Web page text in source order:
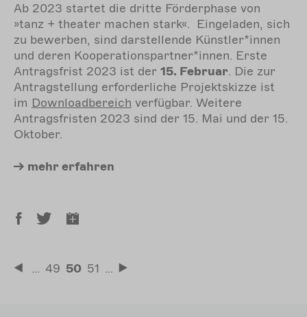
Ab 2023 startet die dritte Förderphase von
»tanz + theater machen stark«. Eingeladen, sich
zu bewerben, sind darstellende Künstler*innen
und deren Kooperationspartner*innen. Erste
Antragsfrist 2023 ist der 15. Februar. Die zur
Antragstellung erforderliche Projektskizze ist
im Downloadbereich verfügbar. Weitere
Antragsfristen 2023 sind der 15. Mai und der 15.
Oktober.
mehr erfahren
Seitennummerierung
… Seite
49 Aktuelle
50 Seite
51 …